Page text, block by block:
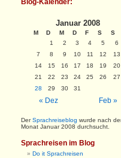
Blog-Kalender:
Januar 2008
M D M D F S S
« Dez Feb »
1 2 3 4 5
6
7
8 9 10 11 12
13
14
15 16 17 18 19
20
21
22 23 24 25 26
27
28
29 30 31
DerSprachreiseblog wurde nach
Monat Januar 2008 durchsucht.
Sprachreisen im Blog
Do it Sprachreisen